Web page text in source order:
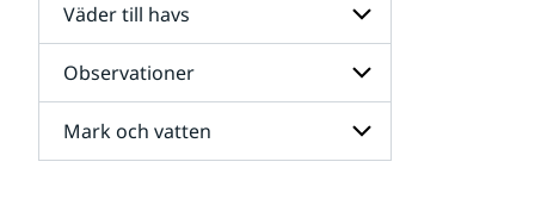
Undersidor
för
Radar
och
satellit
Väder till havs
Undersidor
för
Väder
till
havs
Observationer
Undersidor
för
Mark och vatten